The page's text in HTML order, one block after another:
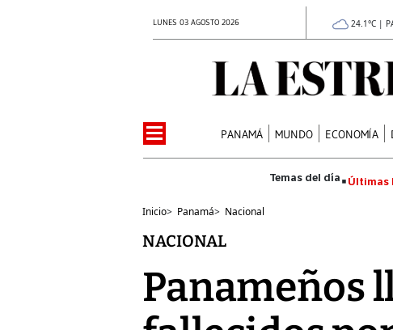
LUNES 03 AGOSTO 2026 24.1°C |
PANAMÁ MUNDO ECONOMÍA
Últimas
Inicio> Panamá> Nacional
NACIONAL
Panameños